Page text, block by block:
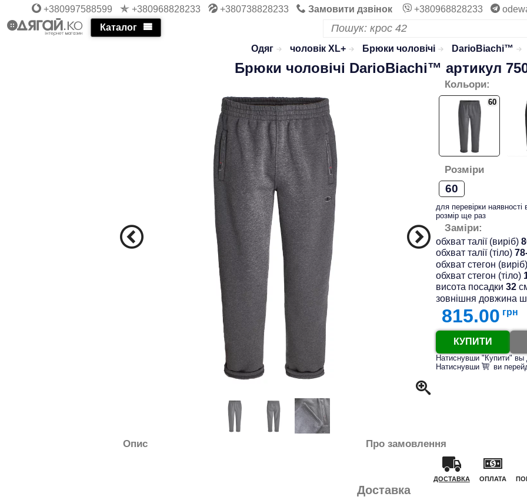
+380997588599 +380968828233 +380738828233 Замовити дзвінок +380968828233
Каталог
Одяг чоловік XL+ Брюки чоловічі DarioBiachi™
Брюки чоловічі DarioBiachi™ артикул
Кольори:
60
Розміри
60
для перевірки
розмір ще раз
Заміри:
обхват талії (виріб)
обхват талії (тіло)
обхват стегон
обхват стегон (тіло)
висота посадки 32
зовнішня довжина
815.00 грн
КУПИТИ
Натиснувши "Купити" вы
Натиснувши
ви
Опис Про замовлення
ДОСТАВКА ОПЛАТА
Доставка